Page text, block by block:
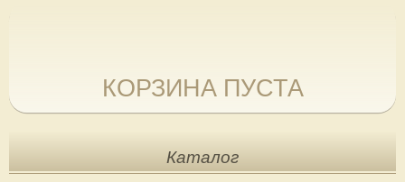
КОРЗИНА ПУСТА
Каталог